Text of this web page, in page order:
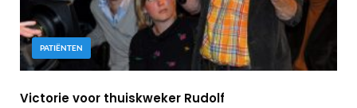
PATIËNTEN
Victorie voor thuiskweker Rudolf